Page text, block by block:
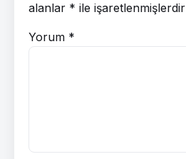
alanlar * ile işaretlenmişlerdir
Yorum *